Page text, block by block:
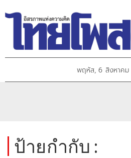
พฤหัส, 6 สิงหาค
ป้ายกำกับ :